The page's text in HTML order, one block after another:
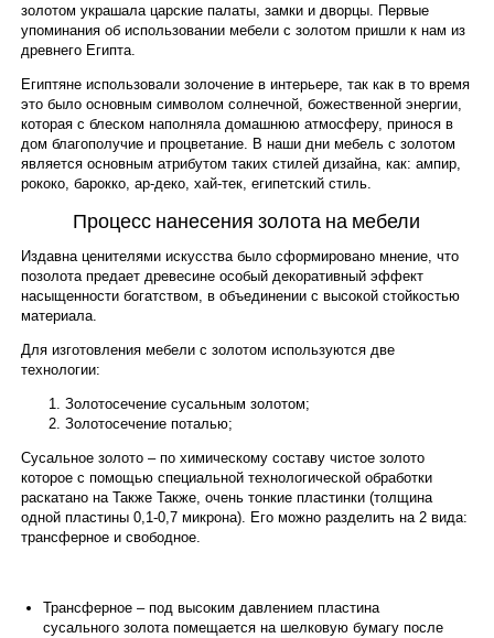
Наши услуги
золотом украшала царские палаты, замки и дворцы. Первые
упоминания об использовании мебели с золотом пришли к нам из
древнего Египта.
Египтяне использовали золочение в интерьере, так как в то время
это было основным символом солнечной, божественной энергии,
которая с блеском наполняла домашнюю атмосферу, принося в
дом благополучие и процветание. В наши дни мебель с золотом
является основным атрибутом таких стилей дизайна, как: ампир,
рококо, барокко, ар-деко, хай-тек, египетский стиль.
Процесс нанесения золота на мебели
Издавна ценителями искусства было сформировано мнение, что
позолота предает древесине особый декоративный эффект
насыщенности богатством, в объединении с высокой стойкостью
материала.
Для изготовления мебели с золотом используются две
технологии:
Золотосечение сусальным золотом;
Золотосечение поталью;
Сусальное золото – по химическому составу чистое золото
которое с помощью специальной технологической обработки
раскатано на Также Также, очень тонкие пластинки (толщина
одной пластины 0,1-0,7 микрона). Его можно разделить на 2 вида:
трансферное и свободное.
Трансферное – под высоким давлением пластина
сусального золота помещается на шелковую бумагу после